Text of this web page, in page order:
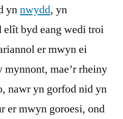
ynnwydd, yn
elît byd eang wedi troi
er mwyn ei
mae’r rheiny
nawr yn gorfod nid yn
er mwyn goroesi, ond